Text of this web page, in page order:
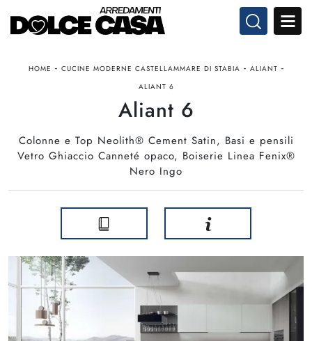
HOME - CUCINE MODERNE CASTELLAMMARE DI STABIA - ALIANT -
ALIANT 6
Aliant 6
Colonne e Top Neolith® Cement Satin, Basi e pensili
Vetro Ghiaccio Canneté opaco, Boiserie Linea Fenix®
Nero Ingo